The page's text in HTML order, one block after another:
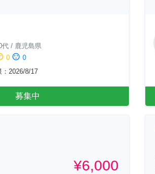
代 / 鹿児島県
0 sentiment_dissatisfied 0
： 2026/8/17
募集中
¥6,000